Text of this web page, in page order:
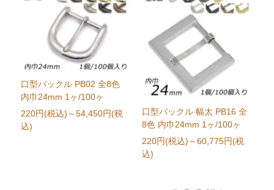
口型バックル PB02 全8色
内巾24mm 1ヶ/100ヶ
220円(税込) ～54,450円(税
込)
口型バックル 幅太 PB16 全
8色 内巾24mm 1ヶ/100ヶ
220円(税込) ～60,775円(税
込)